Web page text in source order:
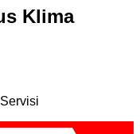
Klima